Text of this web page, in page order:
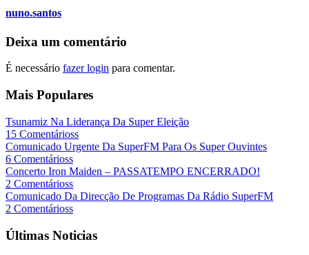
nuno.santos
Deixa um comentário
É necessário fazer login para comentar.
Mais Populares
Tsunamiz Na Liderança Da Super Eleição
15 Comentárioss
Comunicado Urgente Da SuperFM Para Os Super Ouvintes
6 Comentárioss
Concerto Iron Maiden – PASSATEMPO ENCERRADO!
2 Comentárioss
Comunicado Da Direcção De Programas Da Rádio SuperFM
2 Comentárioss
Últimas Noticias